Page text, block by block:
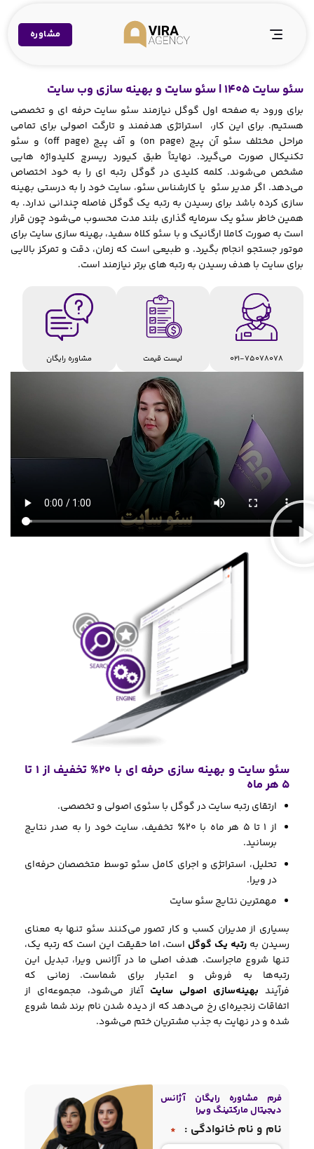
مشاوره
سئو سایت 1405 | سئو سایت و بهینه سازی وب سایت
برای ورود به صفحه اول گوگل نیازمند سئو سایت حرفه ای و تخصصی
هستیم. برای این کار، استراتژی هدفمند و تارگت اصولی برای تمامی
مراحل مختلف سئو آن پیج (on page) و آف پیج (off page) و سئو
تکنیکال صورت می‌گیرد. نهایتاً طبق کیورد ریسرچ کلیدواژه هایی
مشخص می‌شوند. کلمه کلیدی در گوگل رتبه ای را به خود اختصاص
می‌دهد. اگر مدیر سئو یا کارشناس سئو، سایت خود را به درستی بهینه
سازی کرده باشد برای رسیدن به رتبه یک گوگل فاصله چندانی ندارد. به
همین خاطر سئو یک سرمایه گذاری بلند مدت محسوب می‌شود چون قرار
است به صورت کاملا ارگانیک و با سئو کلاه سفید، بهینه سازی سایت برای
موتور جستجو انجام بگیرد. و طبیعی است که زمان، دقت و تمرکز بالایی
برای سایت با هدف رسیدن به رتبه های برتر نیازمند است.
021-75078078 لیست قیمت مشاوره رایگان
سئو سایت و بهینه سازی حرفه ای با 20% تخفیف از 1 تا
5 هر ماه
ارتقای رتبه سایت در گوگل با سئوی اصولی و تخصصی.
از ۱ تا ۵ هر ماه با 2۰٪ تخفیف، سایت خود را به صدر نتایج
برسانید.
تحلیل، استراتژی و اجرای کامل سئو توسط متخصصان حرفه‌ای
در ویرا.
مهمترین نتایج سئو سایت
بسیاری از مدیران کسب و کار تصور می‌کنند سئو تنها به معنای
رسیدن به رتبه یک گوگل است، اما حقیقت این است که رتبه یک،
تنها شروع ماجراست. هدف اصلی ما در آژانس ویرا، تبدیل این
رتبه‌ها به فروش و اعتبار برای شماست. زمانی که
فرآیند بهینه‌سازی اصولی سایت آغاز می‌شود، مجموعه‌ای از
اتفاقات زنجیره‌ای رخ می‌دهد که از دیده شدن نام برند شما شروع
شده و در نهایت به جذب مشتریان ختم می‌شود.
فرم مشاوره رایگان آژانس
دیجیتال مارکتینگ ویرا
نام و نام خانوادگی : *